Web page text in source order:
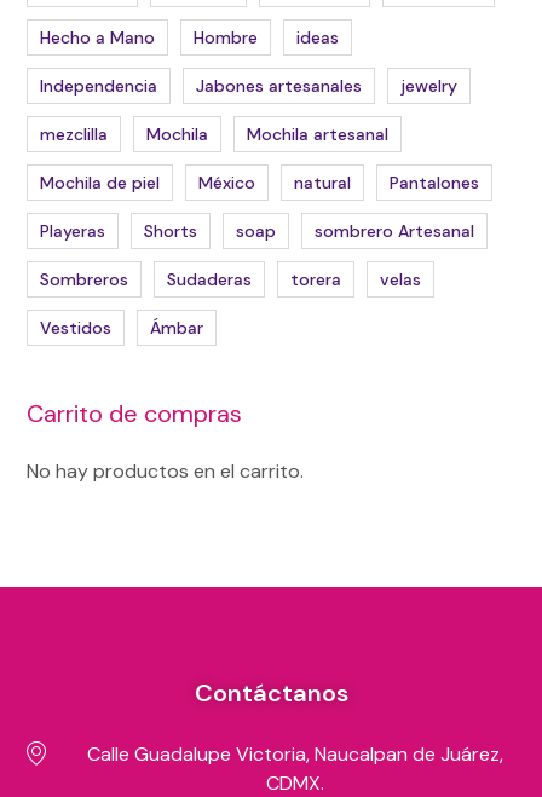
Hecho a Mano Hombre ideas
Independencia Jabones artesanales jewelry
mezclilla Mochila Mochila artesanal
Mochila de piel México natural Pantalones
Playeras Shorts soap sombrero Artesanal
Sombreros Sudaderas torera velas
Vestidos Ámbar
Carrito de compras
No hay productos en el carrito.
Contáctanos
Calle Guadalupe Victoria, Naucalpan de Juárez,
CDMX.